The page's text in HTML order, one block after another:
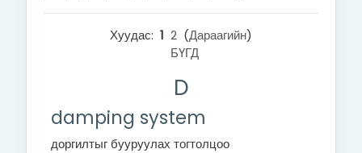
Хуудас: 1 2 (Дараагийн)
БҮГД
D
damping system
доргилтыг бууруулах тогтолцоо